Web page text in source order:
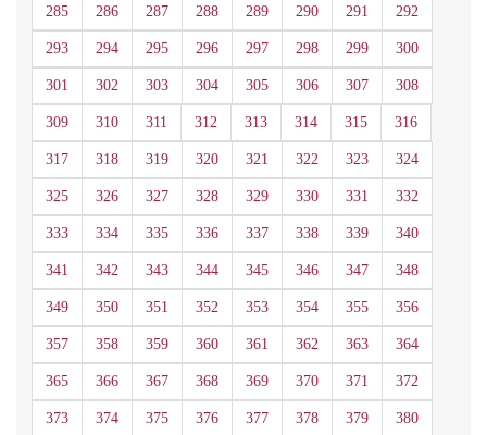
285 286 287 288 289 290 291 292
293 294 295 296 297 298 299 300
301 302 303 304 305 306 307 308
309 310 311 312 313 314 315 316
317 318 319 320 321 322 323 324
325 326 327 328 329 330 331 332
333 334 335 336 337 338 339 340
341 342 343 344 345 346 347 348
349 350 351 352 353 354 355 356
357 358 359 360 361 362 363 364
365 366 367 368 369 370 371 372
373 374 375 376 377 378 379 380